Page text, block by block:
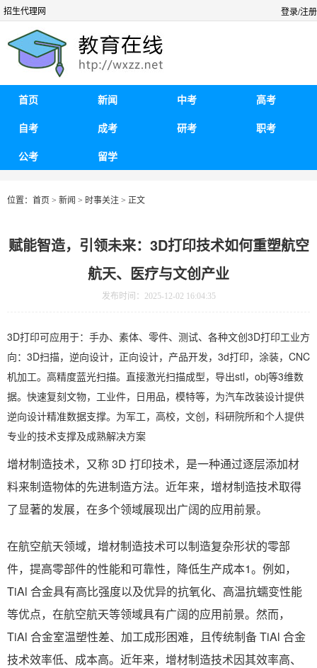
招生代理网 登录/注册
首页 新闻 中考
高考
自考
成考 研考
职考
公考
留学
位置： 首页 > 新闻 > 时事关注 > 正文
赋能智造，引领未来：3D打印技术如何重塑航空
航天、医疗与文创产业
发布时间：2025-12-02 16:04:35
3D打印可应用于：手办、素体、零件、测试、各种文创3D打印工业方
向：3D扫描，逆向设计，正向设计，产品开发，3d打印，涂装，CNC
机加工。高精度蓝光扫描。直接激光扫描成型，导出stl，obj等3维数
据。快速复刻文物，工业件，日用品，模特等，为汽车改装设计提供
逆向设计精准数据支撑。为军工，高校，文创，科研院所和个人提供
专业的技术支撑及成熟解决方案
增材制造技术，又称 3D 打印技术，是一种通过逐层添加材
料来制造物体的先进制造方法。近年来，增材制造技术取得
了显著的发展，在多个领域展现出广阔的应用前景。
在航空航天领域，增材制造技术可以制造复杂形状的零部
件，提高零部件的性能和可靠性，降低生产成本1。例如，
TiAl 合金具有高比强度以及优异的抗氧化、高温抗蠕变性能
等优点，在航空航天等领域具有广阔的应用前景。然而，
TiAl 合金室温塑性差、加工成形困难，且传统制备 TiAl 合金
技术效率低、成本高。近年来，增材制造技术因其效率高、